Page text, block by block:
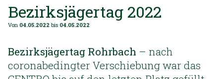
Bezirksjägertag 2022
Von 04.05.2022 bis 04.05.2022
Bezirksjägertag Rohrbach – nach
coronabedingter Verschiebung war das